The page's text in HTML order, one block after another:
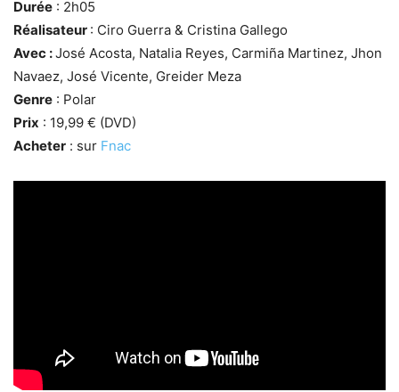
Durée : 2h05
Réalisateur : Ciro Guerra & Cristina Gallego
Avec :José Acosta, Natalia Reyes, Carmiña Martinez, Jhon
Navaez, José Vicente, Greider Meza
Genre : Polar
Prix : 19,99 € (DVD)
Acheter : sur Fnac